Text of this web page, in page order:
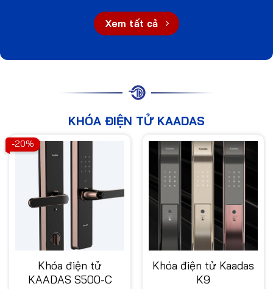
Xem tất cả
KHÓA ĐIỆN TỬ KAADAS
-20%
Khóa điện tử
KAADAS S500-C
Khóa điện tử Kaadas
K9